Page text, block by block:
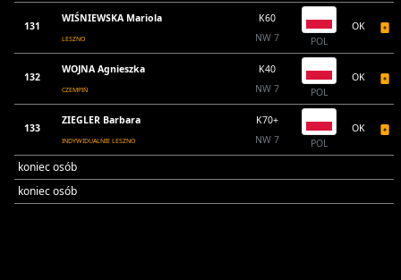
131
WIŚNIEWSKA Mariola
LESZNO
K60
NW 7
POL
OK
132
WOJNA Agnieszka
CZEMPIŃ
K40
NW 7
POL
OK
133
ZIEGLER Barbara
INDYWIDUALNIE LESZNO
K70+
NW 7
POL
OK
koniec osób
koniec osób